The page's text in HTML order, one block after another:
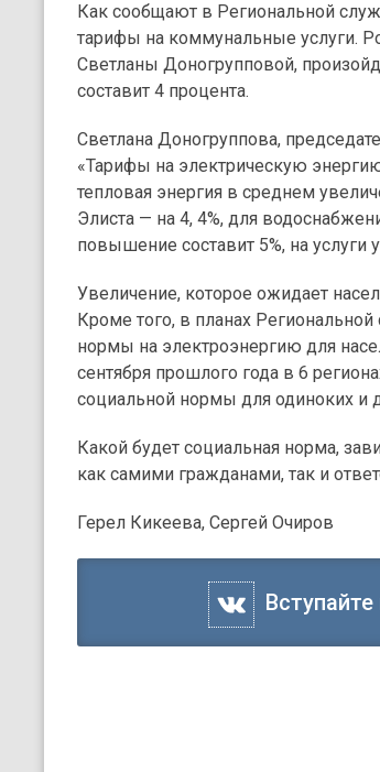
Как сообщают в Региональной
тарифы на коммунальные услуги.
Светланы Доногрупповой,
составит 4 процента.
Светлана Доногруппова,
«Тарифы на электрическую
тепловая энергия в среднем
Элиста — на 4, 4%, для
повышение составит 5%, на услуги
Увеличение, которое ожидает
Кроме того, в планах
нормы на электроэнергию для
сентября прошлого года в 6
социальной нормы для одиноких и
Какой будет социальная норма,
как самими гражданами, так и
Герел Кикеева, Сергей Очиров
Вступайте